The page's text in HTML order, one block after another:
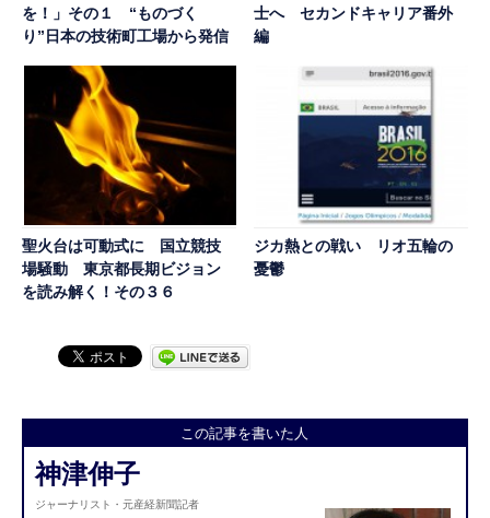
を！」その１ “ものづく
り”日本の技術町工場から発信
士へ セカンドキャリア番外
編
聖火台は可動式に 国立競技
場騒動 東京都長期ビジョン
を読み解く！その３６
ジカ熱との戦い リオ五輪の
憂鬱
この記事を書いた人
神津伸子
ジャーナリスト・元産経新聞記者